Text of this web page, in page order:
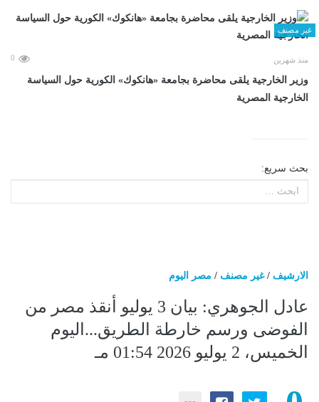
غير مصنف
منذ شهرين 0
وزير الخارجية يلقى محاضرة بجامعة «هانكوك» الكورية حول السياسة
الخارجية المصرية
بحث سريع:
الارشيف /غير مصنف / مصر اليوم
عادل الجوهري: بيان 3 يوليو أنقذ مصر من
الفوضى ورسم خارطة الطريق...اليوم
الخميس، 2 يوليو 2026 01:54 مـ